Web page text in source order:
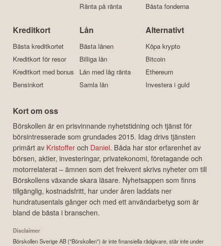
Ränta på ränta
Bästa fonderna
Kreditkort
Bästa kreditkortet
Kreditkort för resor
Kreditkort med bonus
Bensinkort
Lån
Bästa lånen
Billiga lån
Lån med låg ränta
Samla lån
Alternativt
Köpa krypto
Bitcoin
Ethereum
Investera i guld
Kort om oss
Börskollen är en prisvinnande nyhetstidning och tjänst för
börsintresserade som grundades 2015. Idag drivs tjänsten
primärt av Kristofferoch Daniel. Båda har stor erfarenhet av
börsen, aktier, investeringar, privatekonomi, företagande och
motorrelaterat – ämnen som det frekvent skrivs nyheter om till
Börskollens växande skara läsare. Nyhetsappen som finns
tillgänglig, kostnadsfritt, har under åren laddats ner
hundratusentals gånger och med ett användarbetyg som är
bland de bästa i branschen.
Disclaimer
Börskollen Sverige AB ("Börskollen") är inte finansiella rådgivare, står inte under